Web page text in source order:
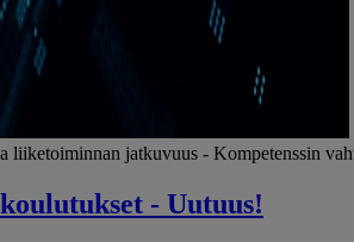
liiketoiminnan jatkuvuus - Kompetenssin
- Uutuus!